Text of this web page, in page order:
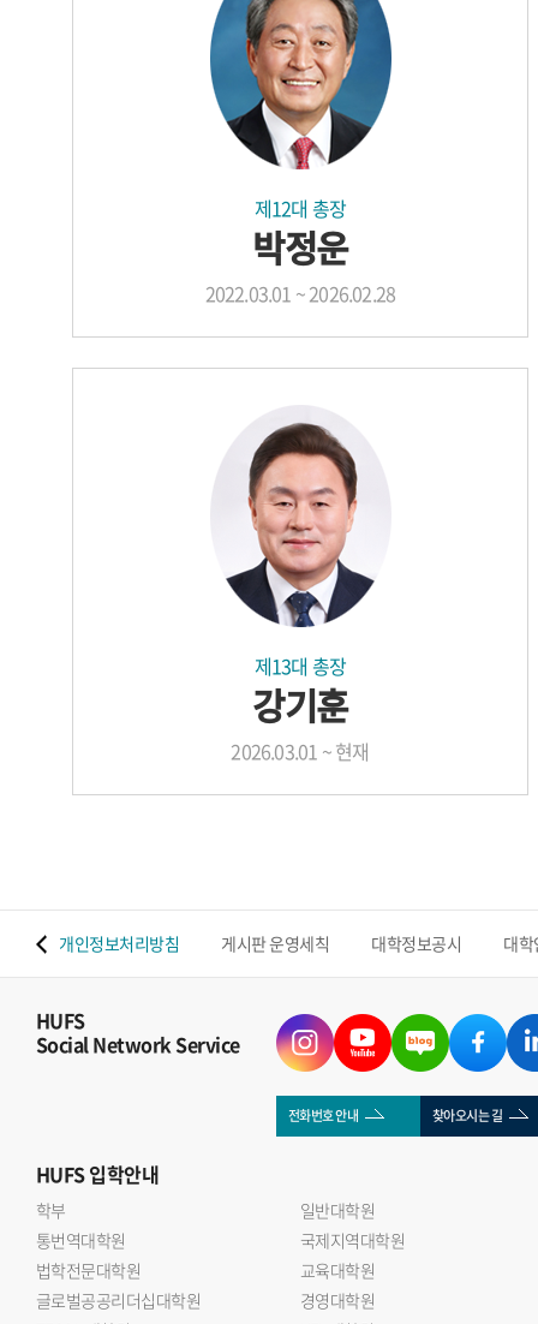
제12대 총장
박정운
2022.03.01 ~ 2026.02.28
제13대 총장
강기훈
2026.03.01 ~ 현재
개인정보처리방침 게시판 운영세칙 대학정보공시 대
HUFS
Social Network Service
전화번호 안내 찾아오시는 길
HUFS입학안내
학부
일반대학원
통번역대학원
국제지역대학원
법학전문대학원
교육대학원
글로벌공공리더십대학원
경영대학원